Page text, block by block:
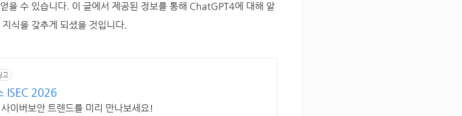
을 수 있습니다. 이 글에서 제공된 정보를 통해 ChatGPT4에 대해 알
식을 갖추게 되셨을 것입니다.
고
ISEC 2026
이버보안 트렌드를 미리 만나보세요!